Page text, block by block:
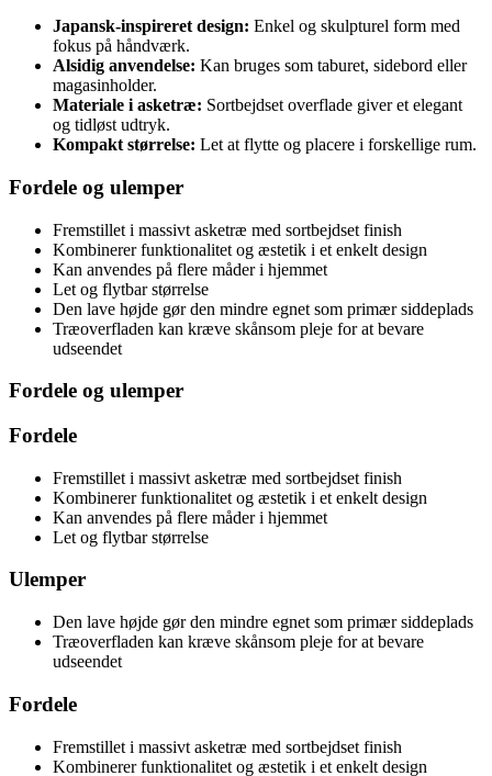
Japansk-inspireret design: Enkel og skulpturel form med
fokus på håndværk.
Alsidig anvendelse: Kan bruges som taburet, sidebord eller
magasinholder.
Materiale i asketræ: Sortbejdset overflade giver et elegant
og tidløst udtryk.
Kompakt størrelse: Let at flytte og placere i forskellige rum.
Fordele og ulemper
Fremstillet i massivt asketræ med sortbejdset finish
Kombinerer funktionalitet og æstetik i et enkelt design
Kan anvendes på flere måder i hjemmet
Let og flytbar størrelse
Den lave højde gør den mindre egnet som primær siddeplads
Træoverfladen kan kræve skånsom pleje for at bevare
udseendet
Fordele og ulemper
Fordele
Fremstillet i massivt asketræ med sortbejdset finish
Kombinerer funktionalitet og æstetik i et enkelt design
Kan anvendes på flere måder i hjemmet
Let og flytbar størrelse
Ulemper
Den lave højde gør den mindre egnet som primær siddeplads
Træoverfladen kan kræve skånsom pleje for at bevare
udseendet
Fordele
Fremstillet i massivt asketræ med sortbejdset finish
Kombinerer funktionalitet og æstetik i et enkelt design